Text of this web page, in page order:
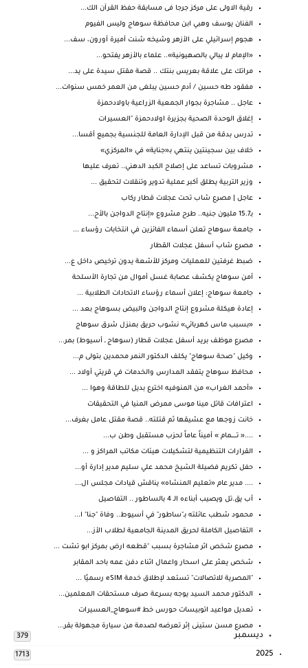
رقية الاولى على مركز جرجا فى مسابقة حفظ القرآن الك...
الفنان يوسف وهبي ابن محافظة سوهاج وليس الفيوم
هجوم إسرائيلي على الأزهر وشيخه شنت أميرة أورون، سف...
«الإمام لا يبالي بالصهيونية».. علماء بالأزهر يفتحو...
مراتك على علاقة بعريس بنتك .. قصة مقتل سيدة على يد...
مفقود طه حسين / أدم حسين يبلغى من العمر خمس سنوات...
عاجل .. مشاجرة بجوار الجمعية الزراعية باولادحمزة
إغلاق الوحدة الصحية بجزيرة اولادحمزة "العسيرات
تدرس بدقة من قبل الإدارة العامة للجنسية بجميع أقسا...
خلاف بين سجينتين ينتهي بـ«جناية» في «المركزي»
مشروبات تساعد على إصلاح الكبد الدهني.. تعرف عليها
وزير التربية يطلق أكبر عملية تدوير وتنقلات لتحقيق ...
عاجل | مصرع شاب تحت عجلات قطار ركاب
بـ15.7 مليون جنيه.. طرح مشروع «إنتاج الدواجن بالأح...
جامعة سوهاج تعلن أسماء الفائزين في انتخابات رؤساء ...
مصرع شاب أسفل عجلات القطار
ضبط غرفتين للعمليات ومركز للأشعة يدون ترخيص داخل ع...
أمن سوهاج يكشف عصابة غسل أموال من تجارة الأسلحة
جامعة سوهاج: إعلان أسماء رؤساء الاتحادات الطلابية ...
إعادة هيكلة مشروع إنتاج الدواجن والبيض بسوهاج بعد ...
«بسبب ماس كهربائي» نشوب حريق بمنزل شرق سوهاج
مصرع موظف بريد أسفل عجلات قطار (سوهاج ـ أسيوط) بمر...
وكيل "صحة سوهاج" يكلف الدكتور النمر محمدين بتولى م...
محافظ سوهاج يتفقد المدارس والخدمات في قريتي أولاد ...
«أحمد الغراب» من المنوفيه اخترع بديل للطاقة وهوا ...
اعترافات قاتل مينا موسى ممرض المنيا في التحقيقات
خانت زوجها مع عشيقها ثم قتلته.. قصة مقتل عامل بغرف...
....« تـــــــمام » أميناً عاماً لحزب مستقبل وطن ب...
القرارات التنظيمية لتشكيلات هيئات مكاتب المراكز و ...
حفل تكريم فضيلة الشيخ محمد علي سليم مدير إدارة أو...
.... مدير عام «تعليم المنشاه» يناقش قيادات مجلس ال...
أب يق.تل ويصيب أبناءه الـ 4 بالساطور .. التفاصيل
محمود شطب عائلته بـ"ساطور" في أسيوط.. وفاة "جنا" ا...
التفاصيل الكاملة لحريق المدينة الجامعية لطلاب الأز...
مصرع شخص اثر مشاجرة بسبب "قطعه ارض بمركز ابو تشت ...
شخص يعثر على اسحار واعمال اثناء دفن عمه باحد المقابر
"المصرية للاتصالات" تستعد لإطلاق خدمة eSIM رسميًا ...
الدكتور محمد السيد يوجه بسرعة صرف مستحقات المعلمين...
تعديل مواعيد اتوبيسات حورس خط #سوهاج_العسيرات
مصرع مسن ستينى إثر تعرضه لصدمة من سيارة مجهولة بقر...
ديسمبر 379
2025
1713